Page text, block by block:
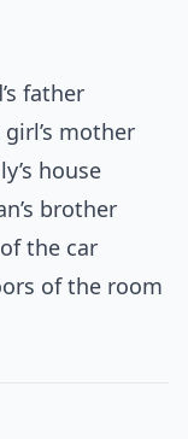
father
mother
house
brother
the car
of the room